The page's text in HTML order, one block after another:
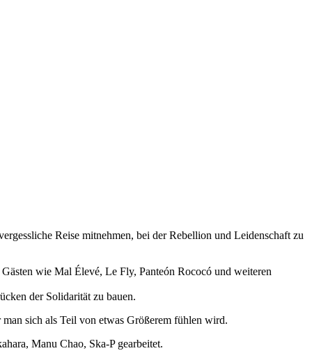
Reise mitnehmen, bei der Rebellion und Leidenschaft zu
wie Mal Élevé, Le Fly, Panteón Rococó und weiteren
der Solidarität zu bauen.
sich als Teil von etwas Größerem fühlen wird.
Manu Chao, Ska-P gearbeitet.